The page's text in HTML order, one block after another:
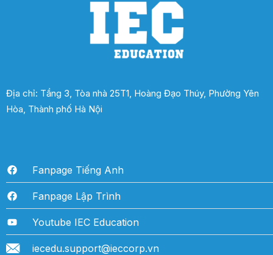
Địa chỉ: Tầng 3, Tòa nhà 25T1, Hoàng Đạo Thúy, Phường Yên
Hòa, Thành phố Hà Nội
Fanpage Tiếng Anh
Fanpage Lập Trình
Youtube IEC Education
iecedu.support@ieccorp.vn